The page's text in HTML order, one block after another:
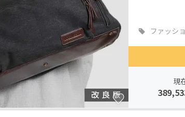
ファッシ
現